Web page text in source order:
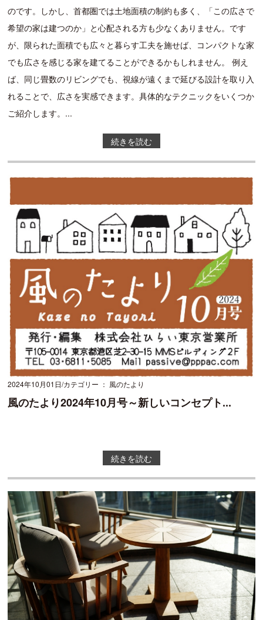
のです。しかし、首都圏では土地面積の制約も多く、「この広さで
希望の家は建つのか」と心配される方も少なくありません。です
が、限られた面積でも広々と暮らす工夫を施せば、コンパクトな家
でも広さを感じる家を建てることができるかもしれません。 例え
ば、同じ畳数のリビングでも、視線が遠くまで延びる設計を取り入
れることで、広さを実感できます。具体的なテクニックをいくつか
ご紹介します。...
続きを読む
2024年10月01日カテゴリー ： 風のたより
風のたより2024年10月号～新しいコンセプト...
続きを読む